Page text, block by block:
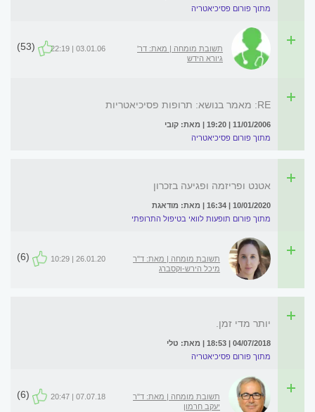
מתוך פורום פסיכיאטריה
תשובת מומחה | מאת: דר'
גיורא הידש
03.01.06 | 22:19
(53)
RE: מאמר בנושא: תרופות פסיכיאטריות
11/01/2006 | 19:20 | מאת: קובי
מתוך פורום פסיכיאטריה
אטנט ופריזמה ופגיעה בזכרון
10/01/2020 | 16:34 | מאת: מודאגת
מתוך פורום תופעות לוואי בטיפול התרופתי
תשובת מומחה | מאת: ד"ר
מיכל הירש-וקסברג
26.01.20 | 10:29
(6)
יותר מדי זמן.
04/07/2018 | 18:53 | מאת: טלי
מתוך פורום פסיכיאטריה
תשובת מומחה | מאת: ד"ר
יעקב חרמון
07.07.18 | 20:47
(6)